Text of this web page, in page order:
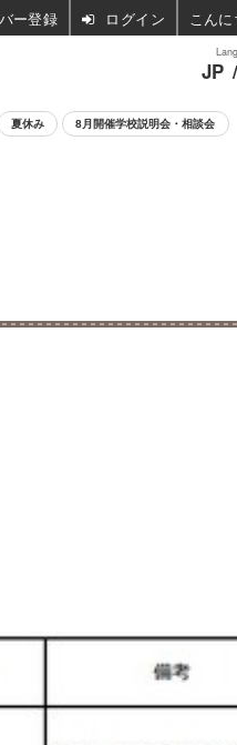
JP /
夏休み 8月開催学校説明会・相談会
ログイン こん